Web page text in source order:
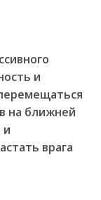
и
на ближней
и
врага